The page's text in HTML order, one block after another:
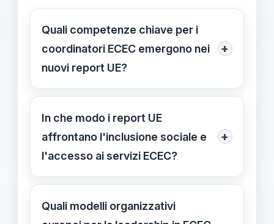
Quali competenze chiave per i
coordinatori ECEC emergono nei
nuovi report UE?
+
Sette macro-aree, con forte
attenzione alle doti umane come
empatia, ascolto e comunicazione
interna. Promuove anche leadership
aumenta motivazione e ritenzione del
In che modo i report UE
affrontano l'inclusione sociale e
l'accesso ai servizi ECEC?
+
Inclusione e lavoro di rete:
accoglienza di bambini con
background e bisogni diversi;
Quali modelli organizzativi